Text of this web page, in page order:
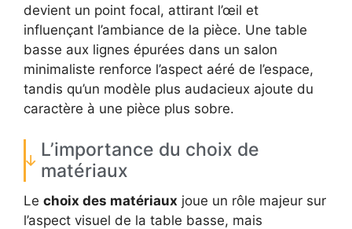
devient un point focal, attirant l’œil et
influençant l’ambiance de la pièce. Une table
basse aux lignes épurées dans un salon
minimaliste renforce l’aspect aéré de l’espace,
tandis qu’un modèle plus audacieux ajoute du
caractère à une pièce plus sobre.
L’importance du choix de
matériaux
Le choix des matériaux joue un rôle majeur sur
l’aspect visuel de la table basse, mais